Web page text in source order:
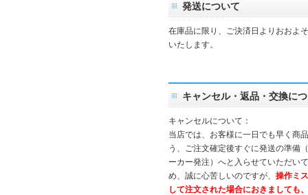
発送について
在庫品に限り、ご決済日よりおおよ
いたします。
キャンセル・返品・交換に
キャンセルについて：
当店では、お客様に一日でも早く商
う、ご注文確定後すぐに発送の準備
ーカー発注）へと入らせていただい
め、誠に心苦しいのですが、 操作ミ
して注文された場合におきましても